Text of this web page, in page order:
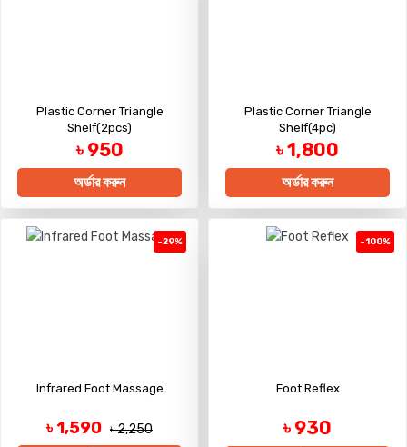
Plastic Corner Triangle
Shelf(2pcs)
৳ 950
অর্ডার করুন
Plastic Corner Triangle
Shelf(4pc)
৳ 1,800
অর্ডার করুন
-29%
Infrared Foot Massage
৳ 1,590 ৳ 2,250
-100%
Foot Reflex
৳ 930